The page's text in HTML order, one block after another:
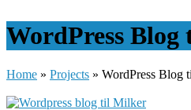
WordPress
Home » Projects » WordPress Blog